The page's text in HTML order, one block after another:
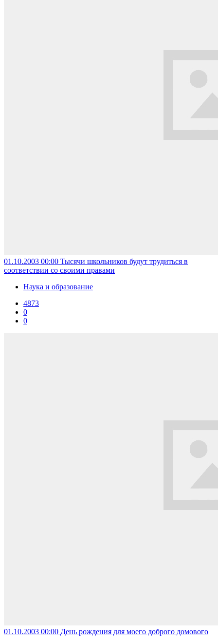
01.10.2003 00:00 Тысячи школьников будут трудиться в
соответствии со своими правами
Наука и образование
4873
0
0
01.10.2003 00:00 День рождения для моего доброго домового